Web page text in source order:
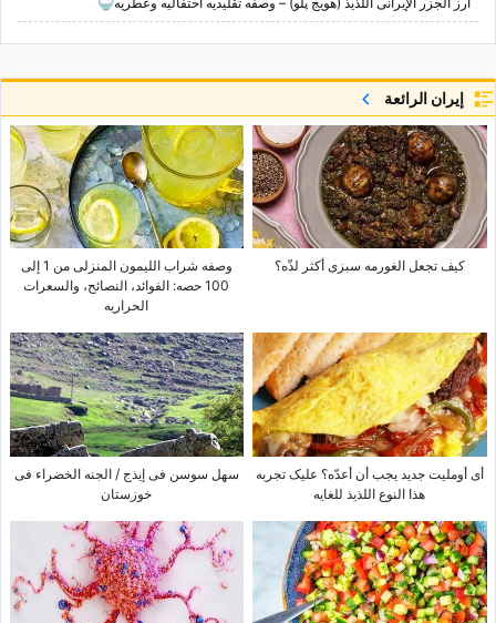
إيران الرائعة
کیف تجعل الغورمه سبزی أکثر لذّه؟
وصفه شراب اللیمون المنزلی من 1 إلى
100 حصه: الفوائد، النصائح، والسعرات
الحراریه
أی أوملیت جدید یجب أن أعدّه؟ علیک تجربه
هذا النوع اللذیذ للغایه
سهل سوسن فی إیذج / الجنه الخضراء فی
خوزستان